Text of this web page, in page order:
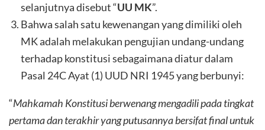
selanjutnya disebut “UU MK”.
Bahwa salah satu kewenangan yang dimiliki oleh
MK adalah melakukan pengujian undang-undang
terhadap konstitusi sebagaimana diatur dalam
Pasal 24C Ayat (1) UUD NRI 1945 yang berbunyi:
“Mahkamah Konstitusi berwenang mengadili pada tingkat
pertama dan terakhir yang putusannya bersifat final untuk